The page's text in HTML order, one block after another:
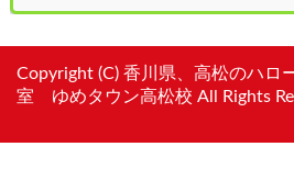
Copyright (C) 香川県、高松のハロ
室 ゆめタウン高松校 All Rights